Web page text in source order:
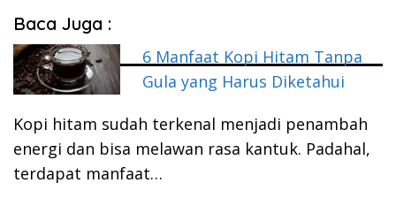
Baca Juga :
6 Manfaat Kopi Hitam Tanpa
Gula yang Harus Diketahui
Kopi hitam sudah terkenal menjadi penambah
energi dan bisa melawan rasa kantuk. Padahal,
terdapat manfaat…